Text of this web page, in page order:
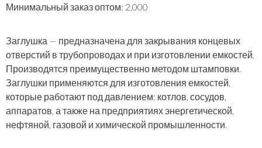
Минимальный заказ оптом: 2.000
Заглушка — предназначена для закрывания концевых
отверстий в трубопроводах и при изготовлении емкостей.
Производятся преимущественно методом штамповки.
Заглушки применяются для изготовления емкостей,
которые работают под давлением: котлов, сосудов,
аппаратов, а также на предприятиях энергетической,
нефтяной, газовой и химической промышленности.